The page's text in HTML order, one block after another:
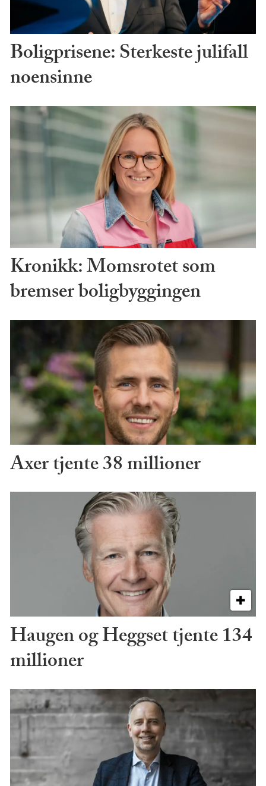
Boligprisene: Sterkeste julifall
noensinne
Kronikk: Momsrotet som
bremser boligbyggingen
Axer tjente 38 millioner
Haugen og Heggset tjente 134
millioner